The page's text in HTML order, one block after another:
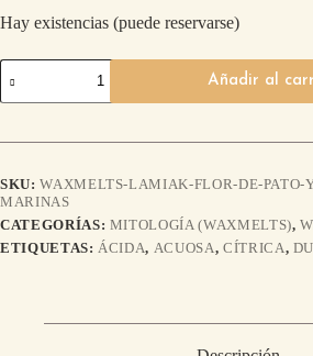
Hay existencias (puede reservarse)
Añadir al
SKU:WAXMELTS-LAMIAK-FLOR-DE-PATO-
MARINAS
CATEGORÍAS: MITOLOGÍA (WAXMELTS),
ETIQUETAS: ÁCIDA, ACUOSA, CÍTRICA,